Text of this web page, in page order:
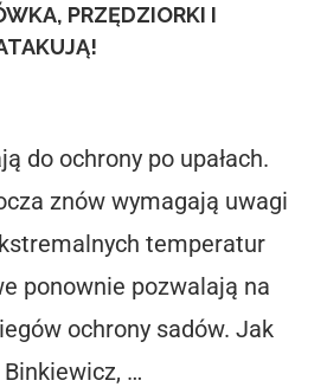
PRZĘDZIORKI I
do ochrony po upałach.
znów wymagają uwagi
temperatur
ponownie pozwalają na
ochrony sadów. Jak
…